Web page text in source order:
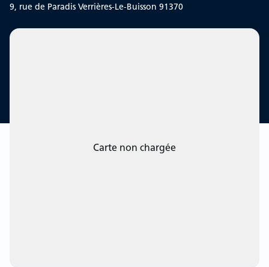
9, rue de Paradis Verrières-Le-Buisson 91370
Carte non chargée